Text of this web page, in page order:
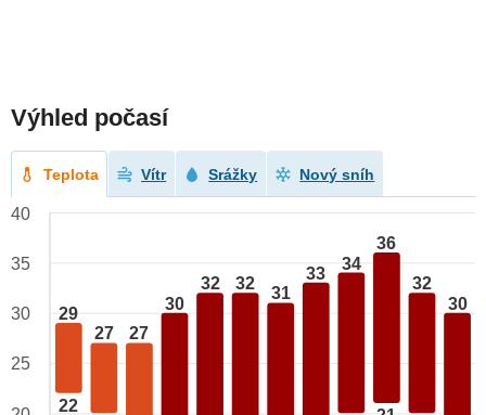
Výhled počasí
Teplota Vítr Srážky Nový sníh
29
22
27 27
30
32 32
31
33
34
36
32
30
40
35
30
25